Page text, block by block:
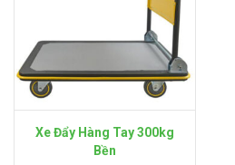
Xe Đẩy Hàng Tay 300kg
Bền